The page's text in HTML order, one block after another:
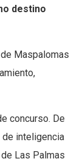
destino
Maspalomas
concurso. De
de inteligencia
Las Palmas